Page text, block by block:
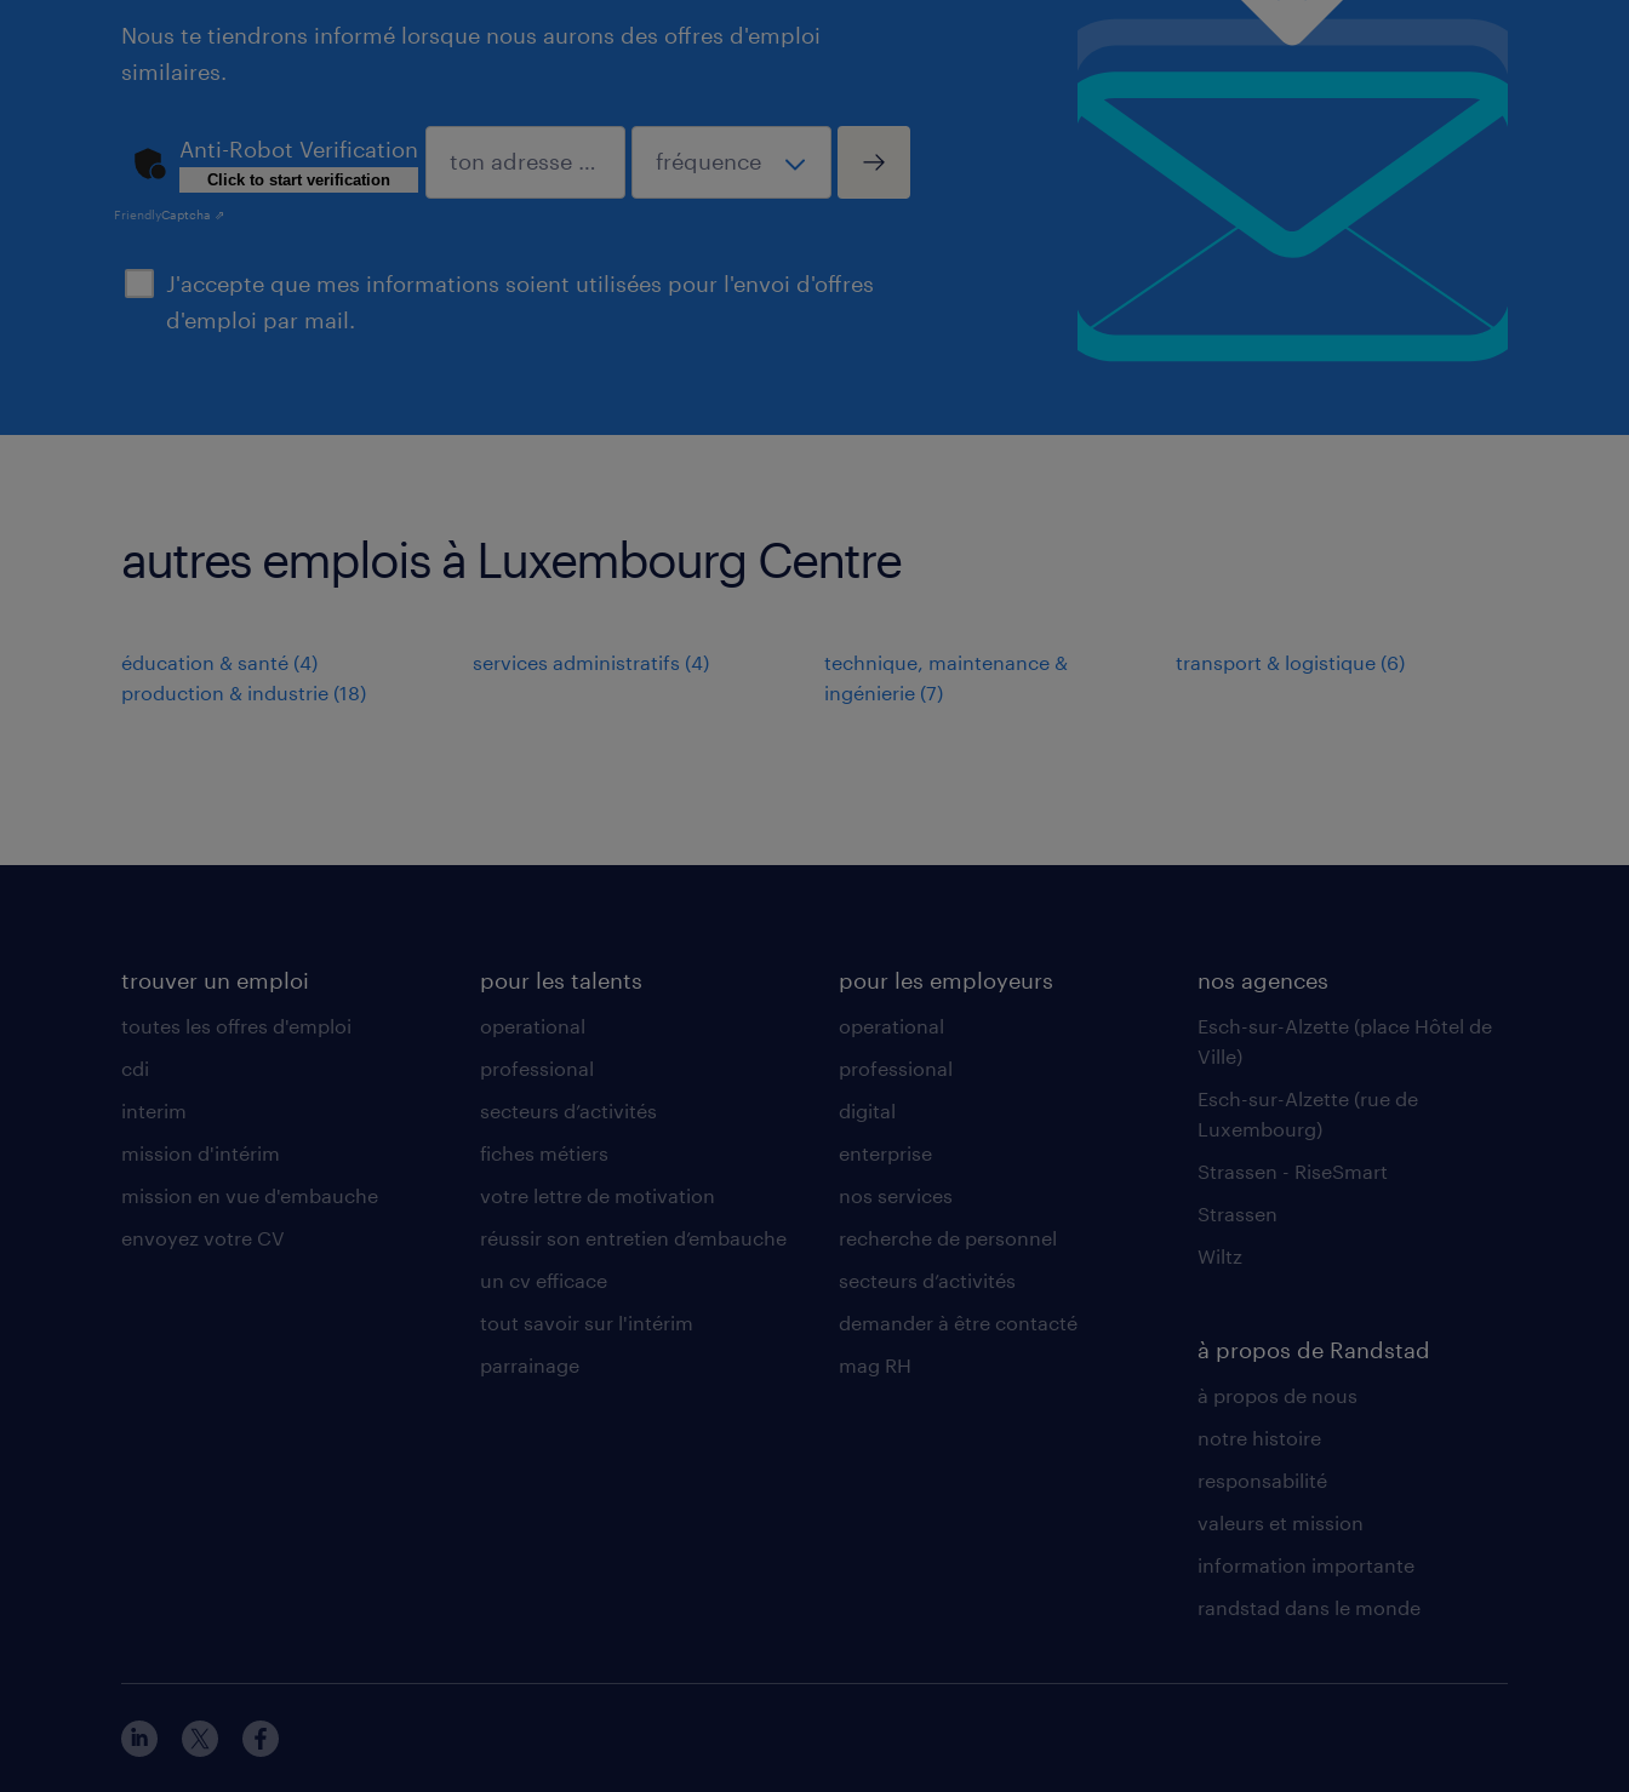
Nous te tiendrons informé lorsque nous aurons des offres d'emploi
similaires.
J'accepte que mes informations soient utilisées pour l'envoi d'offres
d'emploi par mail.
Anti-Robot Verification
Click to start verification
FriendlyCaptcha ⇗
soumettre
autres emplois à Luxembourg Centre
éducation & santé (4)
production & industrie (18)
services administratifs (4)
technique, maintenance &
ingénierie (7)
transport & logistique (6)
trouver un emploi
toutes les offres d'emploi
cdi
interim
mission d'intérim
mission en vue d'embauche
envoyez votre CV
pour les talents
operational
professional
secteurs d’activités
fiches métiers
votre lettre de motivation
réussir son entretien d’embauche
un cv efficace
tout savoir sur l'intérim
parrainage
pour les employeurs
operational
professional
digital
enterprise
nos services
recherche de personnel
secteurs d’activités
demander à être contacté
mag RH
nos agences
Esch-sur-Alzette (place Hôtel de
Ville)
Esch-sur-Alzette (rue de
Luxembourg)
Strassen - RiseSmart
Strassen
Wiltz
à propos de Randstad
à propos de nous
notre histoire
responsabilité
valeurs et mission
information importante
randstad dans le monde